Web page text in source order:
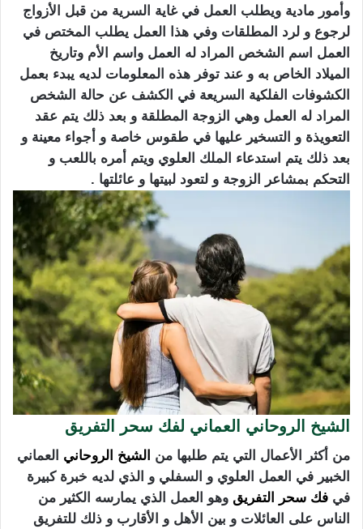
وأمور مادية ويطلب العمل في غاية السرية من قبل الأزواج
لرجوع و لرد المطلقات وفي هذا العمل يطلب المختص في
العمل اسم الشخص المراد له العمل واسم الأم وتاريخ
الميلاد الخاص به و عند توفر هذه المعلومات لديه يبدء بعمل
الكشوفات الفلكية السريعة في الكشف عن حالة الشخص
المراد له العمل وهي الزوجة المطلقة و بعد ذلك يتم عقد
التعويذة و التسخير عليها في طقوس خاصة و أجواء معينة و
بعد ذلك يتم استدعاء الملك العلوي ويتم أمره باللعب و
التحكم بمشاعر الزوجة و لتعود لبيتها و عائلتها .
الشيخ الروحاني العماني لفك سحر التفريق
من أكثر الأعمال التي يتم طلبها من الشيخ الروحاني العماني
الخبير في العمل العلوي و السفلي و الذي لديه خبرة كبيرة
في فك سحر التفريق وهو العمل الذي يمارسه الكثير من
الناس على العائلات و بين الأهل و الأقارب و ذلك للتفريق